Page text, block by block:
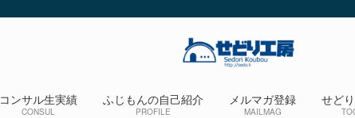
コンサル生実績
CONSUL
ふじもんの自己紹介
PROFILE
メルマガ登録
MAILMAG
せど